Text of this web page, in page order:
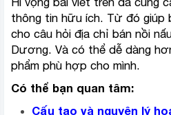
thông tin hữu ích. Từ đó
cho câu hỏi địa chỉ bán nồi
Dương. Và có thể dễ dàng
phẩm phù hợp cho mình.
Có thể bạn quan tâm:
Cấu tạo và nguyên lý